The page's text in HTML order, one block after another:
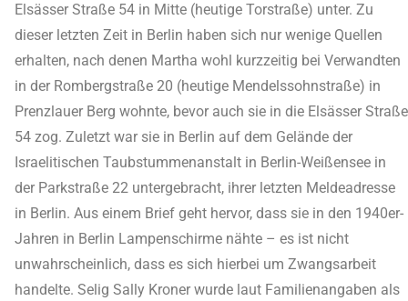
Elsässer Straße 54 in Mitte (heutige Torstraße) unter. Zu
dieser letzten Zeit in Berlin haben sich nur wenige Quellen
erhalten, nach denen Martha wohl kurzzeitig bei Verwandten
in der Rombergstraße 20 (heutige Mendelssohnstraße) in
Prenzlauer Berg wohnte, bevor auch sie in die Elsässer Straße
54 zog. Zuletzt war sie in Berlin auf dem Gelände der
Israelitischen Taubstummenanstalt in Berlin-Weißensee in
der Parkstraße 22 untergebracht, ihrer letzten Meldeadresse
in Berlin. Aus einem Brief geht hervor, dass sie in den 1940er-
Jahren in Berlin Lampenschirme nähte – es ist nicht
unwahrscheinlich, dass es sich hierbei um Zwangsarbeit
handelte. Selig Sally Kroner wurde laut Familienangaben als